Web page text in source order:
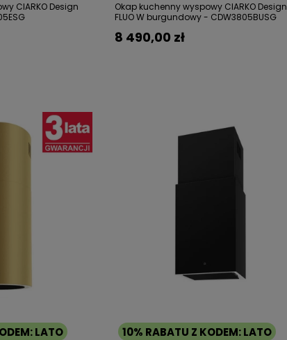
CIARKO Design
Okap kuchenny wyspowy CIARKO Design
FLUO W burgundowy - CDW3805BUSG
8 490,00 zł
LATO 10% RABATU Z KODEM: LATO